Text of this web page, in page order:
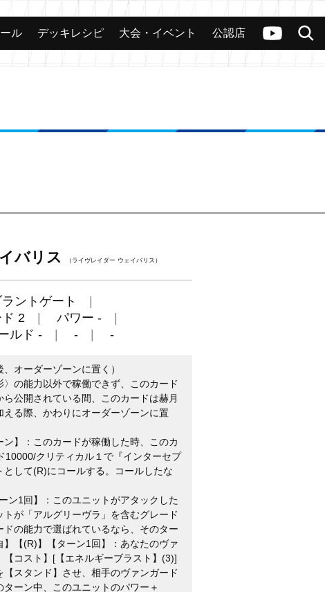
ヴァンガードch
検索
カード 大会 公認店舗 その他
ル デッキレシピ 大会・イベント 公認店
バリス （ライヴレイダー ウェイバリス）
ントゲート
2
パワー -
ルド - - -
オーダーゾーンに置く）
〉の能力以外で稼働できず、このカード
公開されている間、このカードは赫月
る際、かわりにオーダーゾーンに置
】：このカードが稼働した時、このカ
10000/クリティカル１で『インターセプ
として(R)にコールする。コールしたな
ン1回】：このユニットがアタックした
が「アルグリーヴラ」を含むグレード
ドの能力で選ばれているなら、そのター
】【(R)】【ターン1回】：あなたのヴァ
【コスト】[【エネルギーブラスト】(3)]
スタンド】させ、相手のヴァンガード
ーン中、このユニットのパワー＋